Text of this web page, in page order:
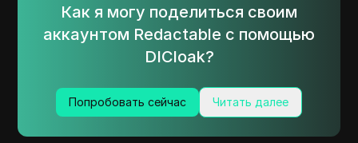
Как я могу поделиться своим
аккаунтом Redactable с помощью
DICloak?
Попробовать сейчас Читать далее